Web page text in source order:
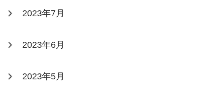
2023年7月
2023年6月
2023年5月